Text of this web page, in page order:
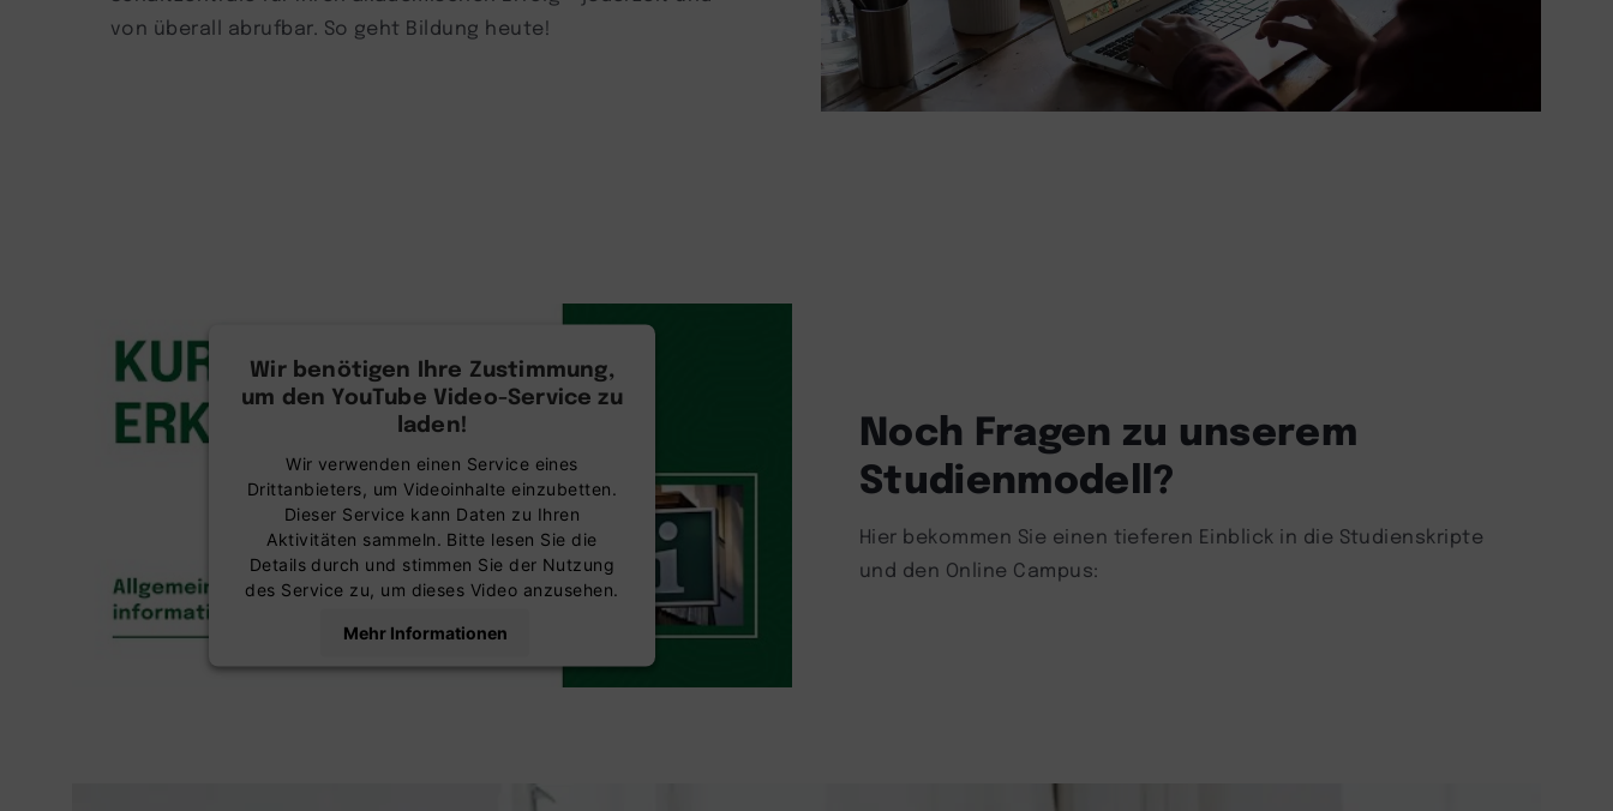
von überall abrufbar. So geht Bildung heute!
Wir benötigen Ihre Zustimmung,
um den YouTube Video-Service zu
laden!
Wir verwenden einen Service eines
Drittanbieters, um Videoinhalte einzubetten.
Dieser Service kann Daten zu Ihren
Aktivitäten sammeln. Bitte lesen Sie die
Details durch und stimmen Sie der Nutzung
des Service zu, um dieses Video anzusehen.
Mehr Informationen
Noch Fragen zu unserem
Studienmodell?
Hier bekommen Sie einen tieferen Einblick in die Studienskripte
und den Online Campus: